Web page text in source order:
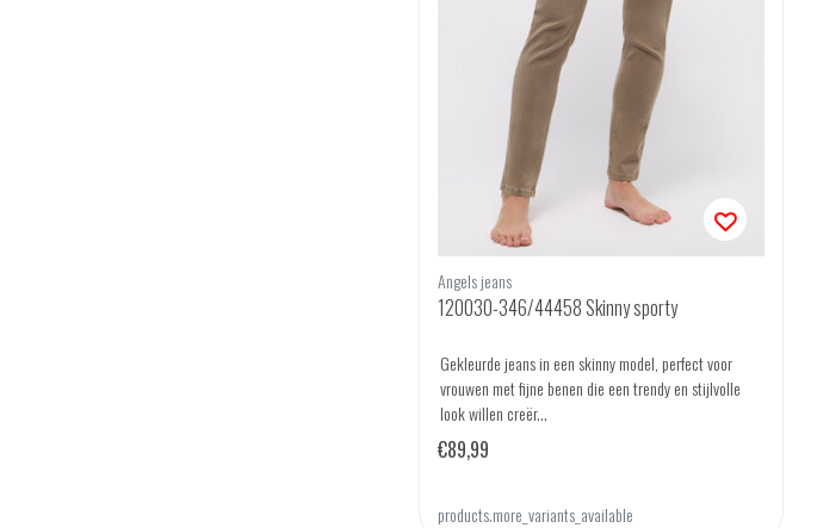
Angels jeans
120030-346/44458 Skinny sporty
Gekleurde jeans in een skinny model, perfect voor
vrouwen met fijne benen die een trendy en stijlvolle
look willen creër...
€89,99
products.more_variants_available